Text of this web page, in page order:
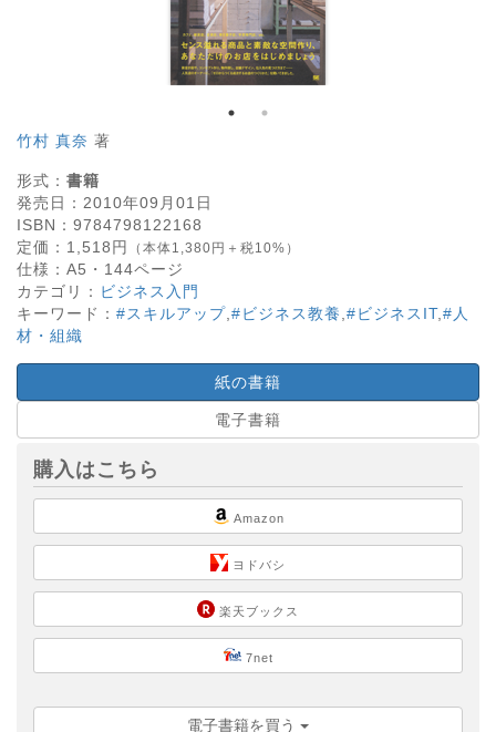
竹村 真奈 著
形式： 書籍
発売日： 2010年09月01日
ISBN： 9784798122168
定価： 1,518 円 （本体1,380円＋税10%）
仕様： A5・ 144ページ
カテゴリ： ビジネス入門
キーワード： #スキルアップ #ビジネス教養 #ビジネスIT, #人
材・組織
紙の書籍
電子書籍
購入はこちら
Amazon
ヨドバシ
楽天ブックス
7net
電子書籍を買う